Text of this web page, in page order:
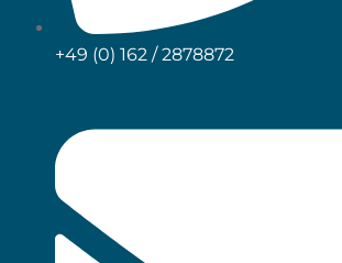
+49 (0) 162 / 2878872